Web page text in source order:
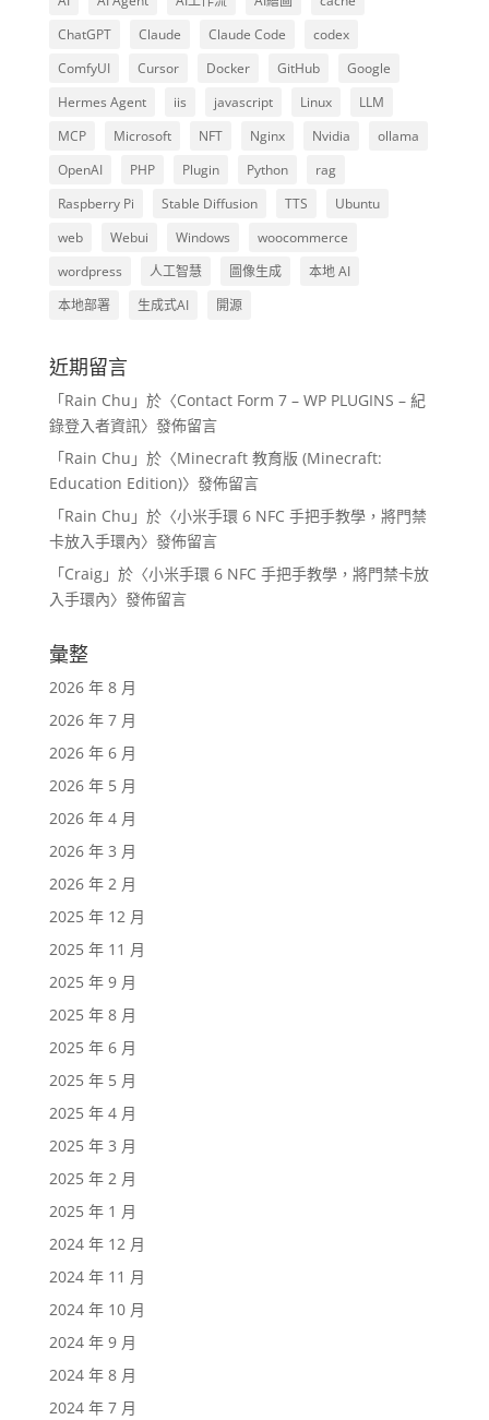
ChatGPT
Claude Claude Code
codex
ComfyUI
Cursor Docker GitHub
Google
Hermes Agent
iis javascript Linux
LLM
MCP
Microsoft NFT Nginx Nvidia
ollama
OpenAI
PHP Plugin Python
rag
Raspberry Pi
Stable Diffusion TTS
Ubuntu
web
Webui Windows
woocommerce
wordpress
人工智慧 圖像生成
本地 AI
本地部署
生成式AI 開源
近期留言
「Rain Chu 」於〈Contact Form 7 – WP PLUGINS – 紀
錄登入者資訊〉發佈留言
「Rain Chu 」於〈Minecraft 教育版 (Minecraft:
Education Edition)〉發佈留言
「Rain Chu 」於〈小米手環 6 NFC 手把手教學，將門禁
卡放入手環內〉發佈留言
「Craig」於〈小米手環 6 NFC 手把手教學，將門禁卡放
入手環內〉發佈留言
彙整
2026 年 8 月
2026 年 7 月
2026 年 6 月
2026 年 5 月
2026 年 4 月
2026 年 3 月
2026 年 2 月
2025 年 12 月
2025 年 11 月
2025 年 9 月
2025 年 8 月
2025 年 6 月
2025 年 5 月
2025 年 4 月
2025 年 3 月
2025 年 2 月
2025 年 1 月
2024 年 12 月
2024 年 11 月
2024 年 10 月
2024 年 9 月
2024 年 8 月
2024 年 7 月